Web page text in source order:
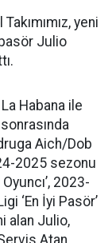
yeni
Julio
Habana ile
Aich/Dob
2025 sezonu
2023-
‘En İyi Pasör’
alan Julio,
Atan